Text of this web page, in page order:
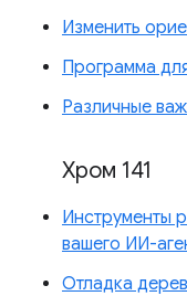
Изменить
Программа
Различные
Хром 141
Инструменты
вашего ИИ-
Отладка